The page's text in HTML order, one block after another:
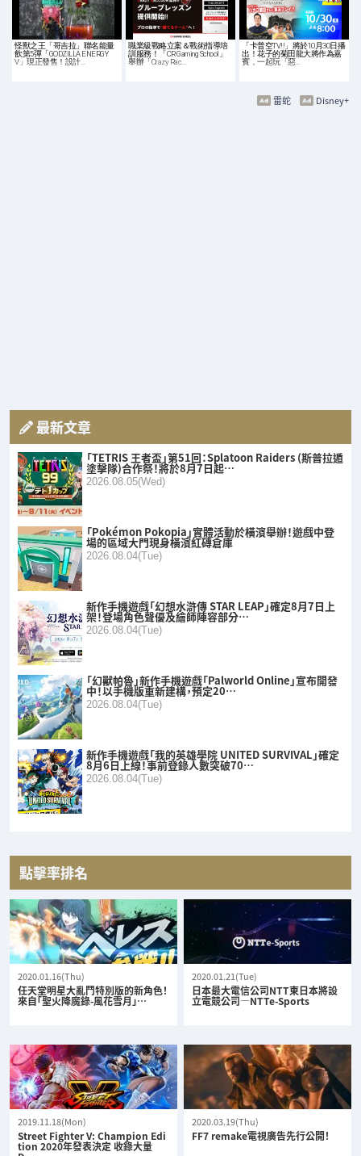
怪獸之王「哥吉拉」聯名能量
飲第5彈「GODZILLA ENERGY
Ⅴ」現正發售！設計…
職業級戰略立案＆戰術指導培
訓服務！「CR Gaming School」
舉辦「Crazy Rac…
「卡普空TV!!」將於10月30日播
出！花子的菊田龍大將作為嘉
賓，一起玩「惡…
Disney+
雷蛇
最新文章
「TETRIS 王者盃」第51回：Splatoon Raiders (斯普拉遁
塗擊隊)合作祭！將於8月7日起…
2026.08.05(Wed)
「Pokémon Pokopia」實體活動於橫濱舉辦！遊戲中登
場的區域大門現身橫濱紅磚倉庫
2026.08.04(Tue)
新作手機遊戲「幻想水滸傳 STAR LEAP」確定8月7日上
架！登場角色聲優及繪師陣容部分…
2026.08.04(Tue)
「幻獸帕魯」新作手機遊戲「Palworld Online」宣布開發
中！以手機版重新建構，預定20…
2026.08.04(Tue)
新作手機遊戲「我的英雄學院 UNITED SURVIVAL」確定
8月6日上線！事前登錄人數突破70…
2026.08.04(Tue)
點擊率排名
2020.01.16(Thu)
任天堂明星大亂鬥特別版的新角色！
來自「聖火降魔錄-風花雪月」…
2020.01.21(Tue)
日本最大電信公司NTT東日本將設
立電競公司—NTTe-Sports
2019.11.18(Mon)
Street Fighter V: Champion Edi
tion 2020年發表決定 收錄大量
2020.03.19(Thu)
FF7 remake電視廣告先行公開！